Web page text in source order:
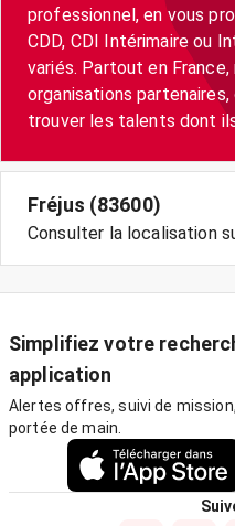
professionnel, en vous
CDD, CDI Intérimaire ou
variés. Partout en
organisations
trouver les talents dont
Fréjus (83600)
Consulter la localisation
Simplifiez votre
application
Alertes offres, suivi de
portée de main.